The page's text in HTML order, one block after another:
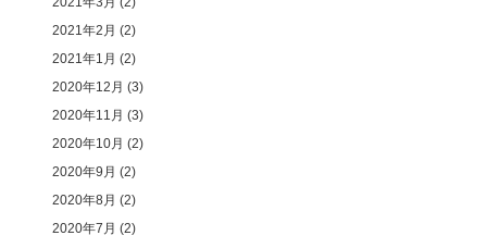
2021年2月 (2)
2021年1月 (2)
2020年12月 (3)
2020年11月 (3)
2020年10月 (2)
2020年9月 (2)
2020年8月 (2)
2020年7月 (2)